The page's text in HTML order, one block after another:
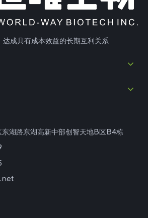
达成具有成本效益的长期互利关系
东湖路东湖高新中部创智天地B区B4栋